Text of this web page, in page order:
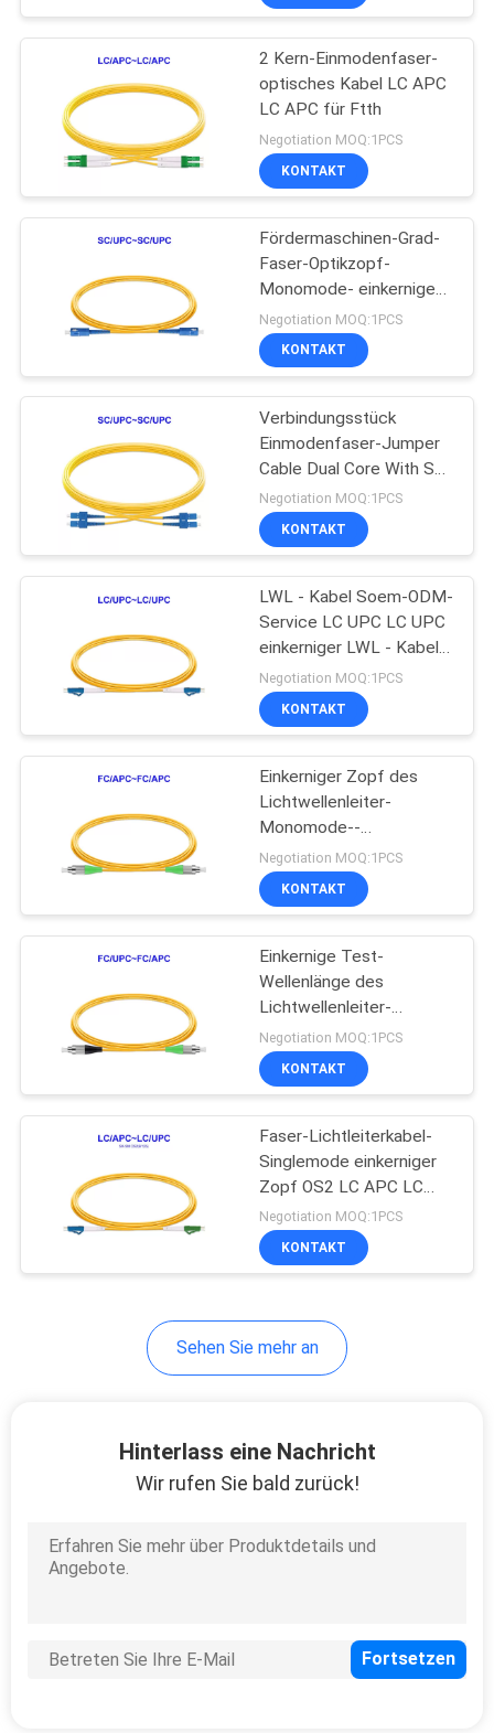
Gigabit-Faser-
Transceiver
85
aoc LWL - Kabel
cat5e-Ethernet-
Kabel
cat6a-Ethernet-
Kabel
Flaches Netz-Kabel
Kabel
BBU-Stromkabel
2 Kern-Einmodenfaser-
optisches Kabel LC APC
LC APC für Ftth
Negotiation MOQ:1PCS
KONTAKT
Fördermaschinen-Grad-
Faser-Optikzopf-
Monomode- einkerniges
Sc UPC Sc-UPC
Negotiation MOQ:1PCS
KONTAKT
Verbindungsstück
Einmodenfaser-Jumper
Cable Dual Core With Sc
UPC
Negotiation MOQ:1PCS
KONTAKT
LWL - Kabel Soem-ODM-
Service LC UPC LC UPC
einkerniger LWL - Kabel-
Os2
Negotiation MOQ:1PCS
KONTAKT
Einkerniger Zopf des
Lichtwellenleiter-
Monomode--
Fördermaschinen-Grad-
OS2 FC APC
Negotiation MOQ:1PCS
KONTAKT
Einkernige Test-
Wellenlänge des
Lichtwellenleiter-
Fördermaschinen-Grad-
1310nm-1550nm
Negotiation MOQ:1PCS
KONTAKT
Faser-Lichtleiterkabel-
Singlemode einkerniger
Zopf OS2 LC APC LC
UPC
Negotiation MOQ:1PCS
KONTAKT
Sehen Sie mehr an
Hinterlass eine Nachricht
Wir rufen Sie bald zurück!